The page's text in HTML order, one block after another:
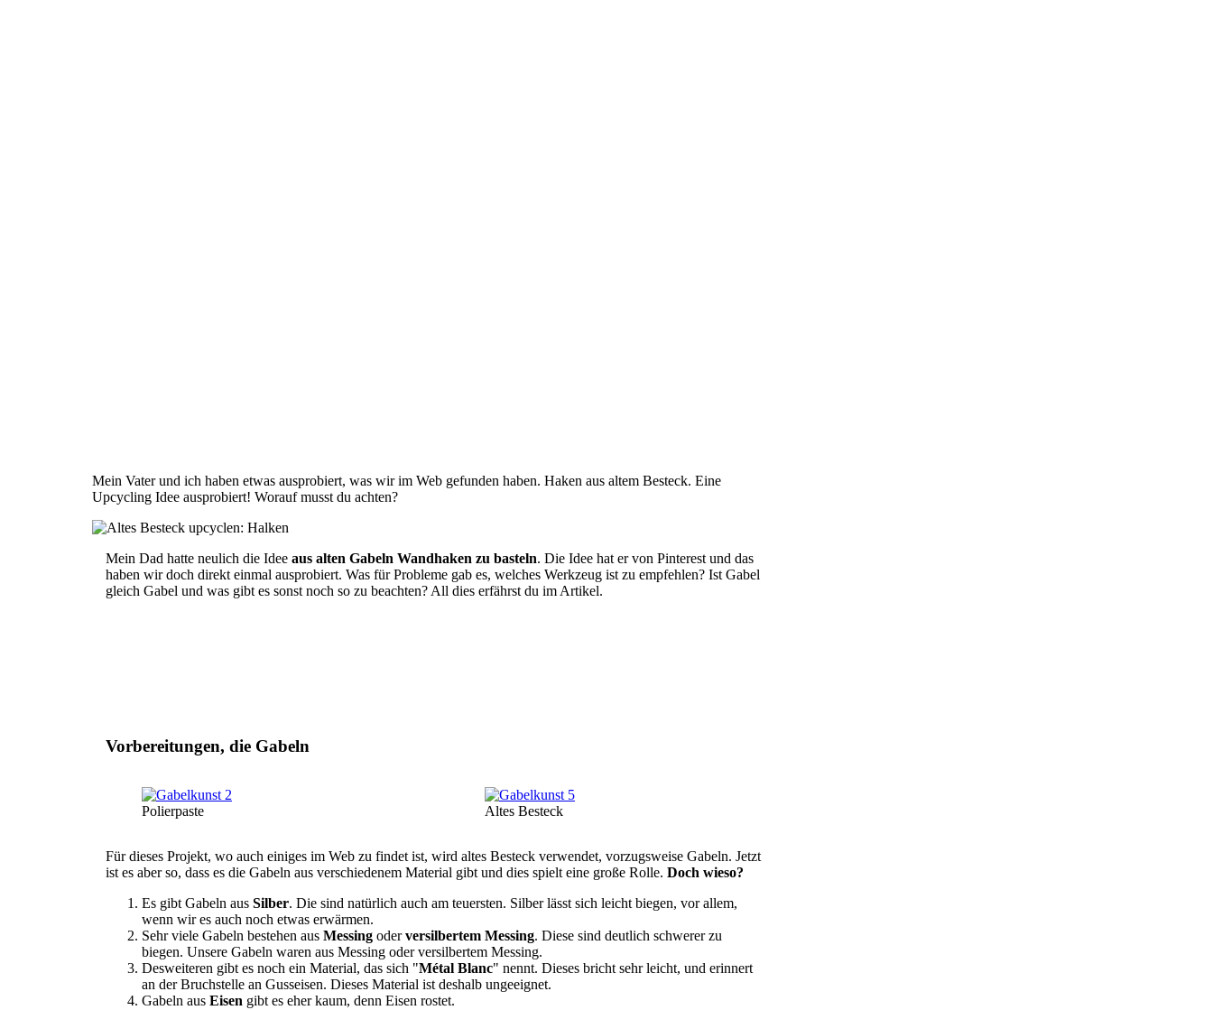
Mein Vater und ich haben etwas ausprobiert, was wir im Web gefunden haben. Haken aus altem Besteck. Eine
Upcycling Idee ausprobiert! Worauf musst du achten?
Body
Mein Dad hatte neulich die Idee aus alten Gabeln Wandhaken zu basteln. Die Idee hat er von Pinterest und das
haben wir doch direkt einmal ausprobiert. Was für Probleme gab es, welches Werkzeug ist zu empfehlen? Ist Gabel
gleich Gabel und was gibt es sonst noch so zu beachten? All dies erfährst du im Artikel.
Vorbereitungen, die Gabeln
Bild
Polierpaste
Bild
Altes Besteck
Für dieses Projekt, wo auch einiges im Web zu findet ist, wird altes Besteck verwendet, vorzugsweise Gabeln. Jetzt
ist es aber so, dass es die Gabeln aus verschiedenem Material gibt und dies spielt eine große Rolle. Doch wieso?
Es gibt Gabeln aus Silber. Die sind natürlich auch am teuersten. Silber lässt sich leicht biegen, vor allem,
wenn wir es auch noch etwas erwärmen.
Sehr viele Gabeln bestehen aus Messing oderversilbertem Messing. Diese sind deutlich schwerer zu
biegen. Unsere Gabeln waren aus Messing oder versilbertem Messing.
Desweiteren gibt es noch ein Material, das sich "Métal Blanc" nennt. Dieses bricht sehr leicht, und erinnert
an der Bruchstelle an Gusseisen. Dieses Material ist deshalb ungeeignet.
Gabeln aus Eisen gibt es eher kaum, denn Eisen rostet.